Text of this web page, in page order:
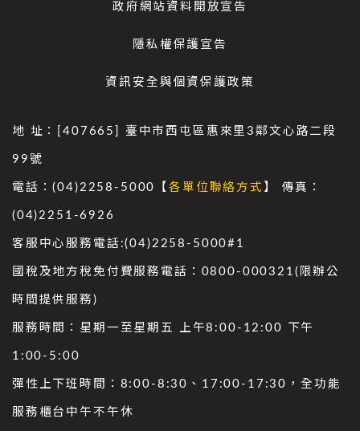
政府網站資料開放宣告
隱私權保護宣告
資訊安全與個資保護政策
地 址：[407665] 臺中市西屯區惠來里3鄰文心路二段
99號
電話：(04)2258-5000【各單位聯絡方式 】 傳真：
(04)2251-6926
客服中心服務電話:(04)2258-5000#1
國稅及地方稅免付費服務電話：0800-000321(限辦公
時間提供服務)
服務時間：星期一至星期五 上午8:00-12:00 下午
1:00-5:00
彈性上下班時間：8:00-8:30、17:00-17:30，全功能
服務櫃台中午不午休